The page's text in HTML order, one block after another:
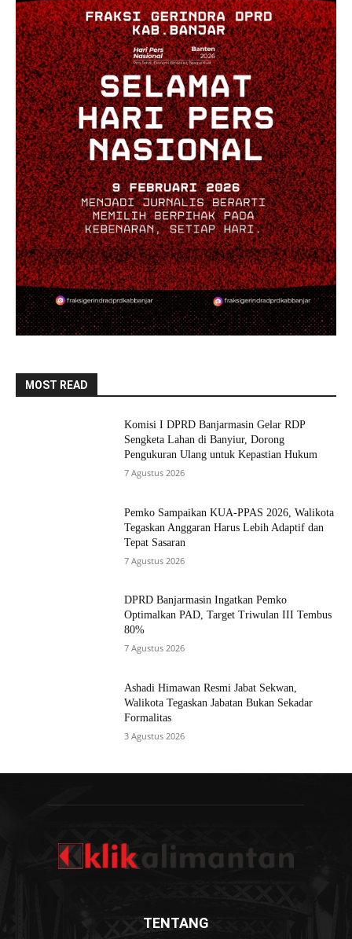
MOST READ
Komisi I DPRD Banjarmasin Gelar RDP
Sengketa Lahan di Banyiur, Dorong
Pengukuran Ulang untuk Kepastian Hukum
7 Agustus 2026
Pemko Sampaikan KUA-PPAS 2026, Walikota
Tegaskan Anggaran Harus Lebih Adaptif dan
Tepat Sasaran
7 Agustus 2026
DPRD Banjarmasin Ingatkan Pemko
Optimalkan PAD, Target Triwulan III Tembus
80%
7 Agustus 2026
Ashadi Himawan Resmi Jabat Sekwan,
Walikota Tegaskan Jabatan Bukan Sekadar
Formalitas
3 Agustus 2026
TENTANG